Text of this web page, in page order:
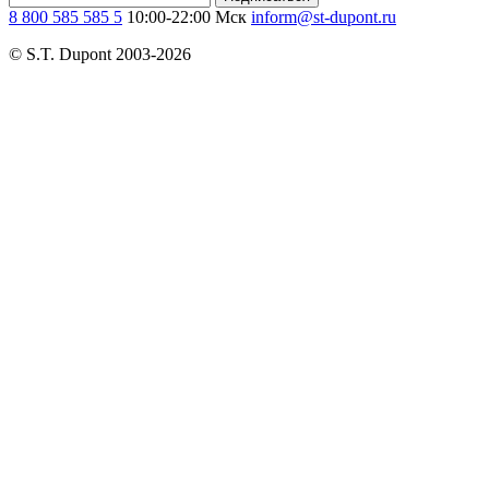
8 800 585 585 5 10:00-22:00 Мск inform@st-dupont.ru
© S.T. Dupont 2003-2026